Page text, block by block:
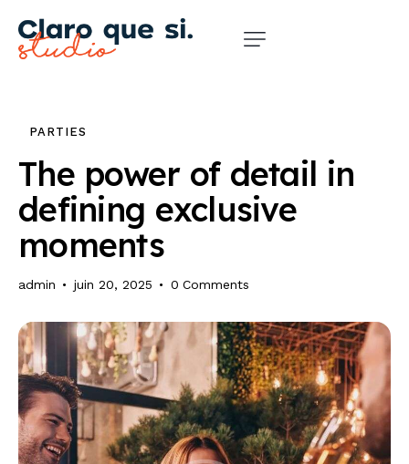
PARTIES
The power of detail in
defining exclusive
moments
admin juin 20, 2025 0 Comments